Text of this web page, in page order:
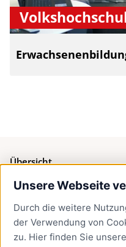
Unsere Webseite
Durch die weitere
der Verwendung von
zu. Hier finden Sie unsere
Übersicht
Bürgerservice
Presse
Newsletter Lübeck:kompakt